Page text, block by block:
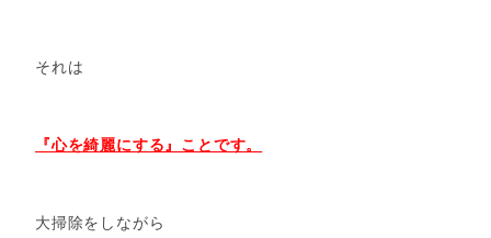
それは
『心を綺麗にする』ことです。
大掃除をしながら